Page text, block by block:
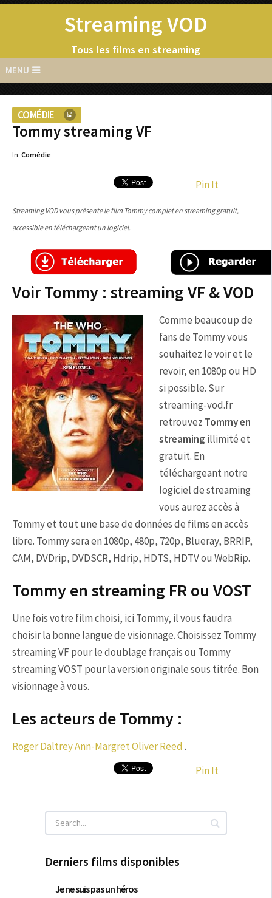
Streaming VOD
Tous les films en streaming
MENU
COMÉDIE
Tommy streaming VF
In: Comédie
Pin It
Streaming VOD vous présente le film Tommy complet en streaming gratuit,
accessible en téléchargeant un logiciel.
Voir Tommy : streaming VF & VOD
Comme beaucoup de
fans de Tommy vous
souhaitez le voir et le
revoir, en 1080p ou HD
si possible. Sur
streaming-vod.fr
retrouvez Tommy en
streaming illimité et
gratuit. En
téléchargeant notre
logiciel de streaming
vous aurez accès à
Tommy et tout une base de données de films en accès
libre. Tommy sera en 1080p, 480p, 720p, Blueray, BRRIP,
CAM, DVDrip, DVDSCR, Hdrip, HDTS, HDTV ou WebRip.
Tommy en streaming FR ou VOST
Une fois votre film choisi, ici Tommy, il vous faudra
choisir la bonne langue de visionnage. Choisissez Tommy
streaming VF pour le doublage français ou Tommy
streaming VOST pour la version originale sous titrée. Bon
visionnage à vous.
Les acteurs de Tommy :
Roger DaltreyAnn-MargretOliver Reed.
Pin It
Derniers films disponibles
Je ne suis pas un héros